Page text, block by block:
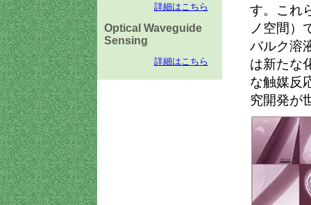
詳細はこちら
Optical Waveguide
Sensing
詳細はこちら
す。これ
ノ空間）
バルク溶
は新たな
な触媒反
究開発が